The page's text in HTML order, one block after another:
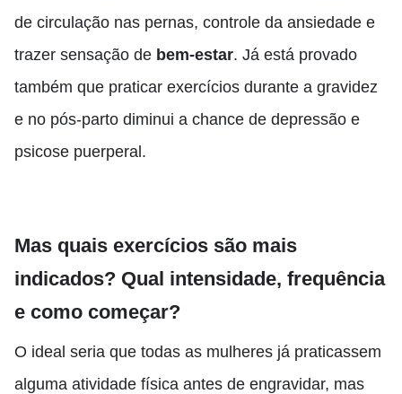
de circulação nas pernas, controle da ansiedade e
trazer sensação de bem-estar. Já está provado
também que praticar exercícios durante a gravidez
e no pós-parto diminui a chance de depressão e
psicose puerperal.
Mas quais exercícios são mais
indicados? Qual intensidade, frequência
e como começar?
O ideal seria que todas as mulheres já praticassem
alguma atividade física antes de engravidar, mas